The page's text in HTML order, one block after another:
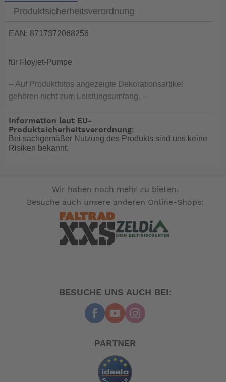
Produktsicherheitsverordnung
EAN: 8717372068256
für Floyjet-Pumpe
-- Auf Produktfotos angezeigte Dekorationsartikel
gehören nicht zum Leistungsumfang. --
Information laut EU-
Produktsicherheitsverordnung:
Bei sachgemäßer Nutzung des Produkts sind uns keine
Risiken bekannt.
Wir haben noch mehr zu bieten.
Besuche auch unsere anderen Online-Shops:
BESUCHE UNS AUCH BEI:
PARTNER